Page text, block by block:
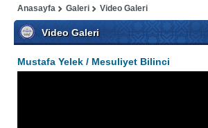
Video Galeri
Galeri
Anasayfa
Video Galeri
Mustafa Yelek / Mesuliyet Bilinci